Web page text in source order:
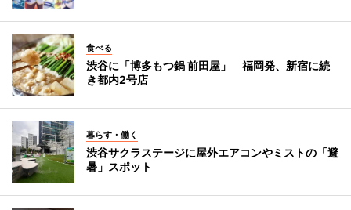
食べる
渋谷に「博多もつ鍋 前田屋」 福岡発、新宿に続
き都内2号店
暮らす・働く
渋谷サクラステージに屋外エアコンやミストの「避
暑」スポット